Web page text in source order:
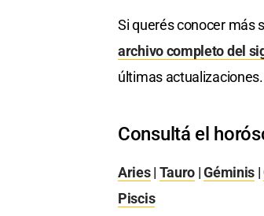
Si querés conocer más
archivo completo del
últimas actualizaciones.
Consultá el
Aries| Tauro |Géminis |
Piscis